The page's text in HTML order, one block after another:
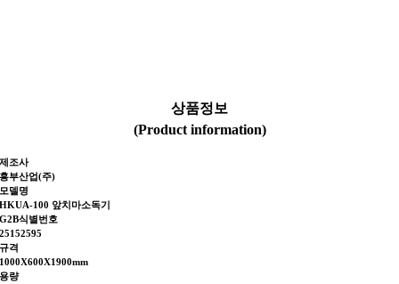
상품정보
(Product information)
제조사
흥부산업(주)
모델명
HKUA-100 앞치마소독기
G2B식별번호
25152595
규격
1000X600X1900mm
용량